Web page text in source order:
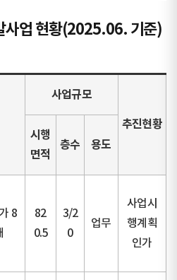
사업 현황(2025.06. 기준)
사업규모
추진현황
시행
면적
층수 용도
8
82
0.5
3/2
0
업무
사업시
행계획
인가